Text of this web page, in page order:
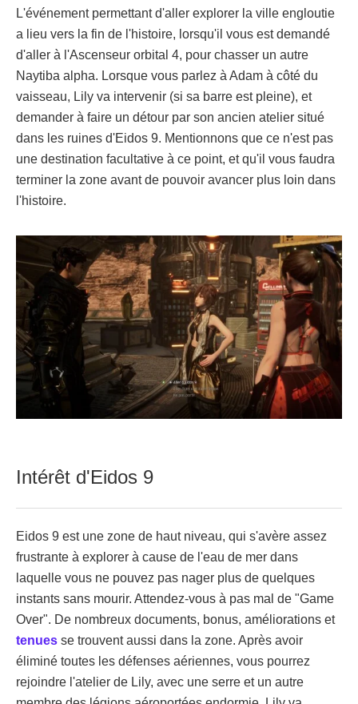
L'événement permettant d'aller explorer la ville engloutie
a lieu vers la fin de l'histoire, lorsqu'il vous est demandé
d'aller à l'Ascenseur orbital 4, pour chasser un autre
Naytiba alpha. Lorsque vous parlez à Adam à côté du
vaisseau, Lily va intervenir (si sa barre est pleine), et
demander à faire un détour par son ancien atelier situé
dans les ruines d'Eidos 9. Mentionnons que ce n'est pas
une destination facultative à ce point, et qu'il vous faudra
terminer la zone avant de pouvoir avancer plus loin dans
l'histoire.
Intérêt d'Eidos 9
Eidos 9 est une zone de haut niveau, qui s'avère assez
frustrante à explorer à cause de l'eau de mer dans
laquelle vous ne pouvez pas nager plus de quelques
instants sans mourir. Attendez-vous à pas mal de "Game
Over". De nombreux documents, bonus, améliorations et
tenues se trouvent aussi dans la zone. Après avoir
éliminé toutes les défenses aériennes, vous pourrez
rejoindre l'atelier de Lily, avec une serre et un autre